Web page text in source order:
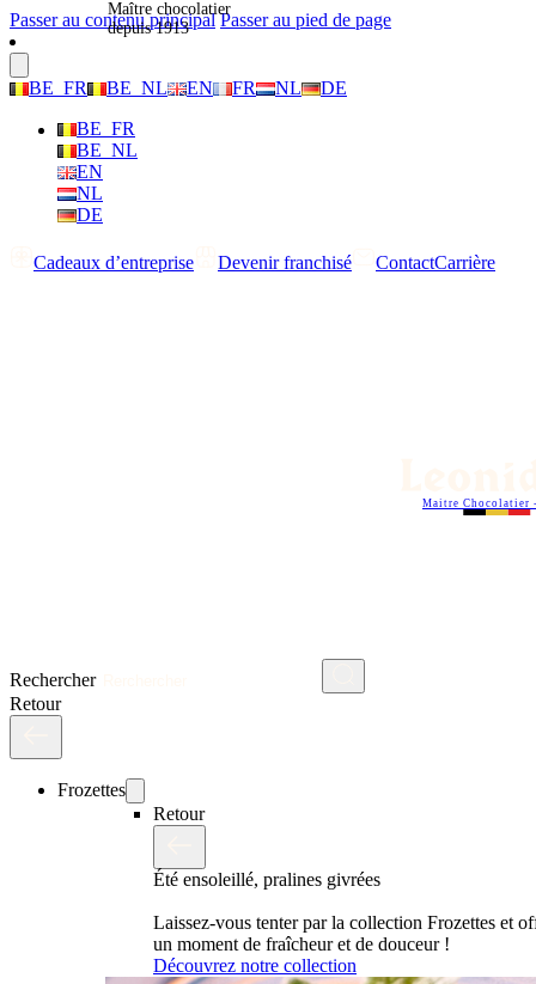
Passer au contenu principal Passer au pied de page
BE_FR BE_NL EN FR NL
DE
BE_FR
BE_NL
EN
NL
DE
Cadeaux d’entreprise Devenir franchisé ContactCarrière
Rechercher
Maitre Chocolatier
Retour
Frozettes
Retour
Été ensoleillé, pralines givrées
Laissez-vous tenter par la collection Frozettes et
un moment de fraîcheur et de douceur !
Découvrez notre collection
Maître chocolatier
depuis 1913